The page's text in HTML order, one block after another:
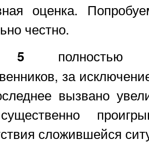
оценка.
честно.
5 полностью
за
вызвано
сложившейся